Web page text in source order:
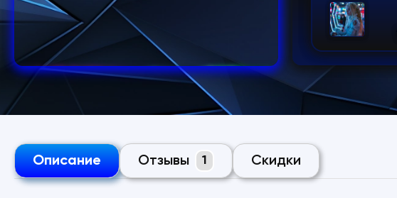
Описание Отзывы 1 Скидки